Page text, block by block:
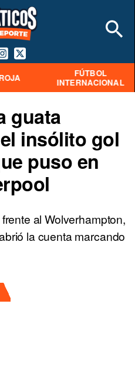
FÚTBOL
INTERNACIONAL
guata
insólito gol
puso en
al Wolverhampton,
la cuenta marcando